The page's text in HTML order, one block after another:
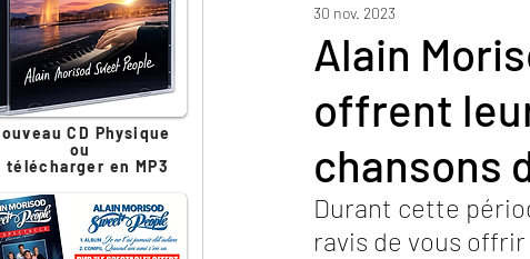
Alain
offrent
chansons
30 nov. 2023
Durant cette
ravis de vous
CD Physique
ou
télécharger en MP3